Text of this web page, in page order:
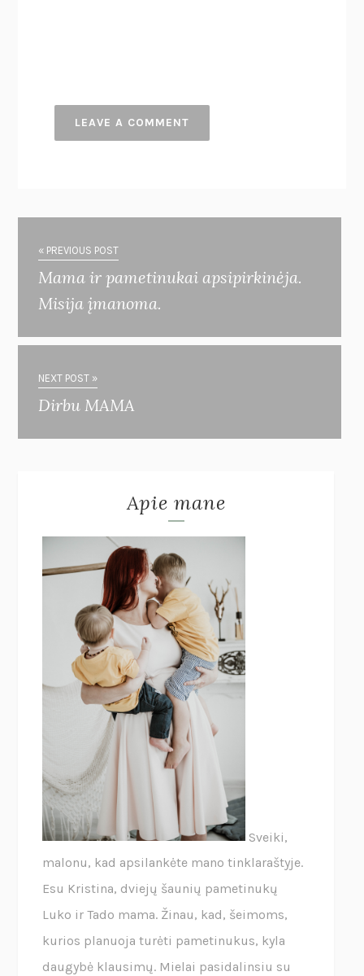
« PREVIOUS POST
Mama ir pametinukai apsipirkinėja.
Misija įmanoma.
NEXT POST »
Dirbu MAMA
Apie mane
Sveiki,
malonu, kad apsilankėte mano tinklaraštyje.
Esu Kristina, dviejų šaunių pametinukų
Luko ir Tado mama. Žinau, kad, šeimoms,
kurios planuoja turėti pametinukus, kyla
daugybė klausimų. Mielai pasidalinsiu su